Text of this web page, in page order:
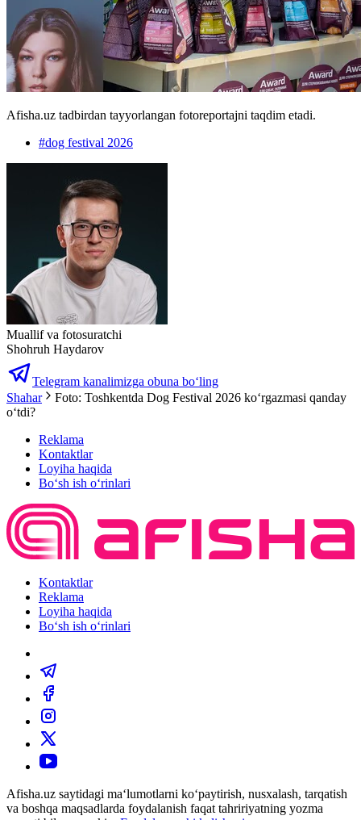
Afisha.uz tadbirdan tayyorlangan fotoreportajni taqdim etadi.
#dog festival 2026
Muallif va fotosuratchi
Shohruh Haydarov
Telegram kanalimizga obuna bo‘ling
Shahar
Foto: Toshkentda Dog Festival 2026 ko‘rgazmasi qanday
o‘tdi?
Reklama
Kontaktlar
Loyiha haqida
Bo‘sh ish o‘rinlari
Kontaktlar
Reklama
Loyiha haqida
Bo‘sh ish o‘rinlari
Afisha.uz saytidagi ma‘lumotlarni ko‘paytirish, nusxalash, tarqatish
va boshqa maqsadlarda foydalanish faqat tahririyatning yozma